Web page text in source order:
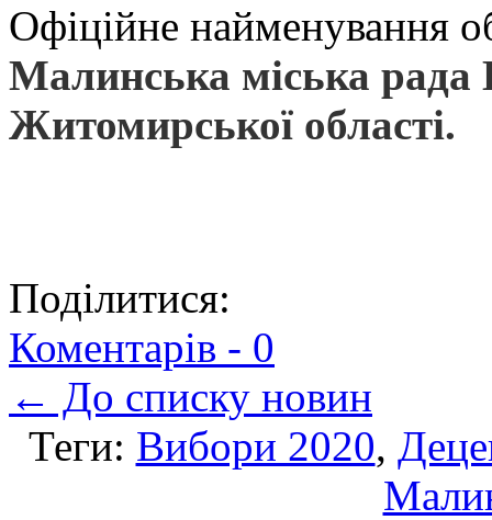
Офіційне найменування
Малинська міська рада
Житомирської області.
Поділитися:
Коментарів - 0
← До списку новин
Теги: Вибори 2020,